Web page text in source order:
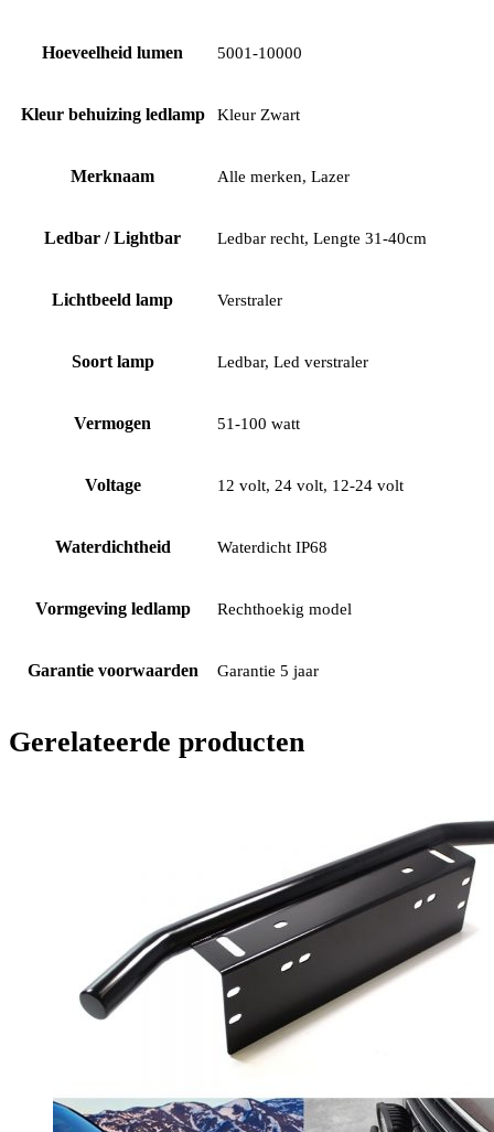
Hoeveelheid lumen 5001-10000
Kleur behuizing ledlamp Kleur Zwart
Merknaam Alle merken, Lazer
Ledbar / Lightbar Ledbar recht, Lengte 31-40cm
Lichtbeeld lamp Verstraler
Soort lamp Ledbar, Led verstraler
Vermogen 51-100 watt
Voltage 12 volt, 24 volt, 12-24 volt
Waterdichtheid Waterdicht IP68
Vormgeving ledlamp Rechthoekig model
Garantie voorwaarden Garantie 5 jaar
Gerelateerde producten